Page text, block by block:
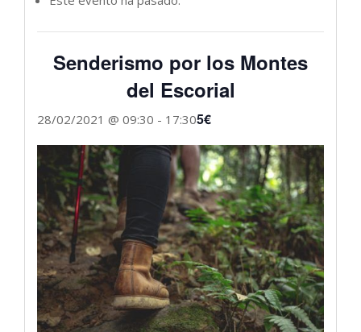
Senderismo por los Montes
del Escorial
28/02/2021 @ 09:30 - 17:305€